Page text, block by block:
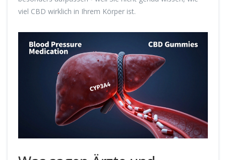
viel CBD wirklich in Ihrem Körper ist.